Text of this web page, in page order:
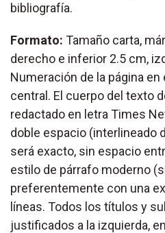
bibliografía.
Formato: Tamaño carta,
derecho e inferior 2.5 cm,
Numeración de la página
central. El cuerpo del texto
redactado en letra Times
doble espacio (interlineado
será exacto, sin espacio
estilo de párrafo moderno
preferentemente con una
líneas. Todos los títulos y
justificados a la izquierda,